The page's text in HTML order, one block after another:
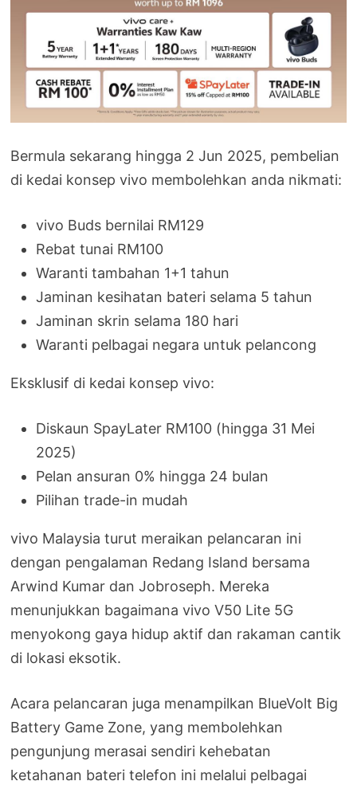
Bermula sekarang hingga 2 Jun 2025, pembelian
di kedai konsep vivo membolehkan anda nikmati:
vivo Buds bernilai RM129
Rebat tunai RM100
Waranti tambahan 1+1 tahun
Jaminan kesihatan bateri selama 5 tahun
Jaminan skrin selama 180 hari
Waranti pelbagai negara untuk pelancong
Eksklusif di kedai konsep vivo:
Diskaun SpayLater RM100 (hingga 31 Mei
2025)
Pelan ansuran 0% hingga 24 bulan
Pilihan trade-in mudah
vivo Malaysia turut meraikan pelancaran ini
dengan pengalaman Redang Island bersama
Arwind Kumar dan Jobroseph. Mereka
menunjukkan bagaimana vivo V50 Lite 5G
menyokong gaya hidup aktif dan rakaman cantik
di lokasi eksotik.
Acara pelancaran juga menampilkan BlueVolt Big
Battery Game Zone, yang membolehkan
pengunjung merasai sendiri kehebatan
ketahanan bateri telefon ini melalui pelbagai